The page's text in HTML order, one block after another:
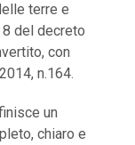
terre e
del decreto
con
n.164.
un
chiaro e